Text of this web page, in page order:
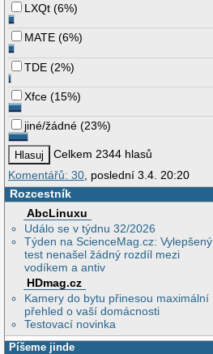
LXQt (6%)
MATE (6%)
TDE (2%)
Xfce (15%)
jiné/žádné (23%)
Celkem 2344 hlasů
Komentářů: 30 , poslední 3.4. 20:20
Rozcestník
AbcLinuxu
Událo se v týdnu 32/2026
Týden na ScienceMag.cz: Vylepšený
test nenašel žádný rozdíl mezi
vodíkem a antiv
HDmag.cz
Kamery do bytu přinesou maximální
přehled o vaší domácnosti
Testovací novinka
Píšeme jinde